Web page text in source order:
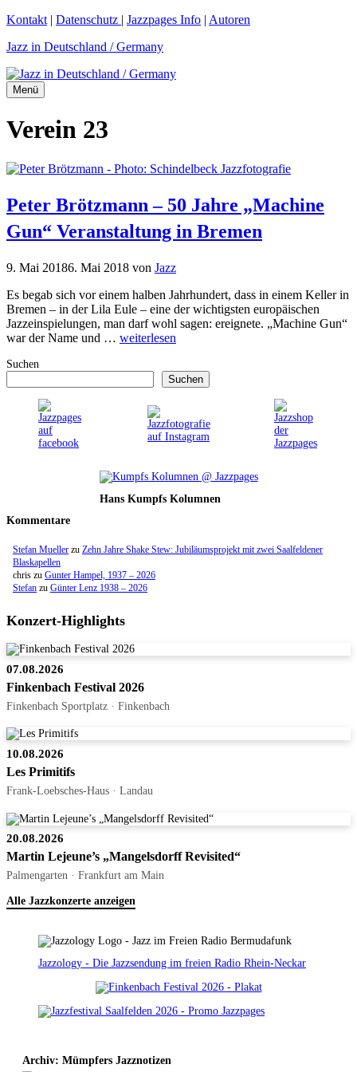
Zum
springen
Kontakt | Datenschutz | Jazzpages Info | Autoren
Jazz in Deutschland / Germany
Menü
Verein 23
Peter Brötzmann – 50 Jahre „Machine
Gun“ Veranstaltung in Bremen
9. Mai 20186. Mai 2018 von Jazz
Es begab sich vor einem halben Jahrhundert, dass in einem Keller in
Bremen – in der Lila Eule – eine der wichtigsten europäischen
Jazzeinspielungen, man darf wohl sagen: ereignete. „Machine Gun“
war der Name und … weiterlesen
Suchen
Suchen
Hans Kumpfs Kolumnen
Kommentare
Stefan Mueller zu Zehn Jahre Shake Stew: Jubiläumsprojekt mit zwei Saalfeldener
Blaskapellen
chris zu Gunter Hampel, 1937 – 2026
Stefan zu Günter Lenz 1938 – 2026
Konzert-Highlights
07.08.2026
Finkenbach Festival 2026
Finkenbach Sportplatz · Finkenbach
10.08.2026
Les Primitifs
Frank-Loebsches-Haus · Landau
20.08.2026
Martin Lejeune’s „Mangelsdorff Revisited“
Palmengarten · Frankfurt am Main
Alle Jazzkonzerte anzeigen
Jazzology - Die Jazzsendung im freien Radio Rhein-Neckar
Archiv: Mümpfers Jazznotizen